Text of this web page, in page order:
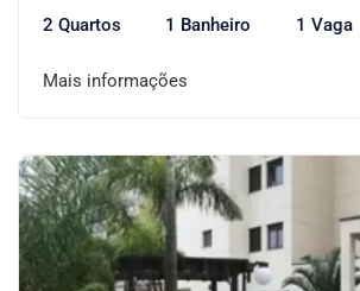
2 Quartos 1 Banheiro 1 Vaga
Mais informações